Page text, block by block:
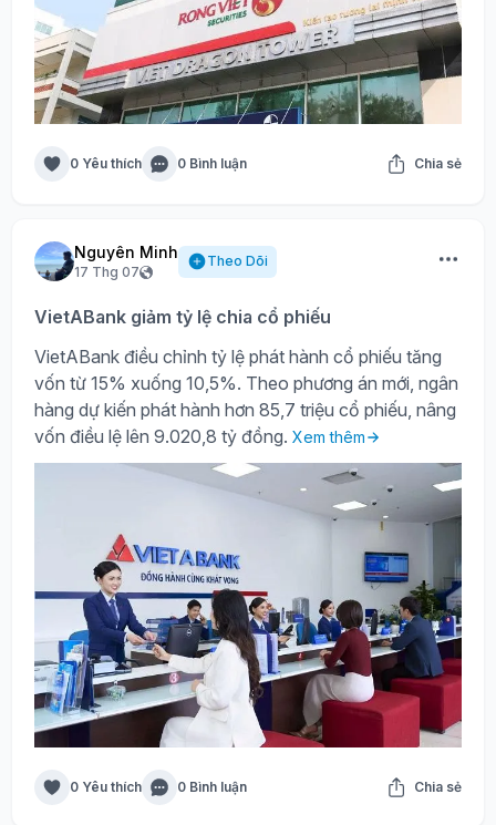
0 Yêu thích 0 Bình luận Chia sẻ
Nguyên Minh
17 Thg 07
Theo Dõi
VietABank giảm tỷ lệ chia cổ phiếu
VietABank điều chỉnh tỷ lệ phát hành cổ phiếu tăng
vốn từ 15% xuống 10,5%. Theo phương án mới, ngân
hàng dự kiến phát hành hơn 85,7 triệu cổ phiếu, nâng
vốn điều lệ lên 9.020,8 tỷ đồng. Xem thêm
0 Yêu thích 0 Bình luận Chia sẻ